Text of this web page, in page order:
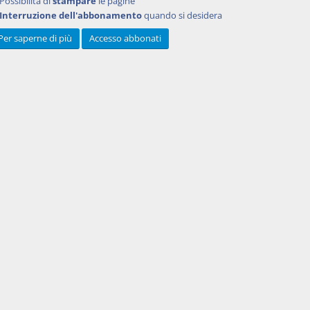
Interruzione dell'abbonamentoquando si desidera
saperne di più
Accesso abbonati